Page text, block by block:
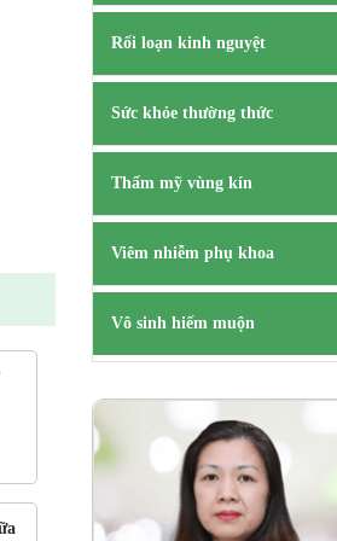
Rối loạn kinh nguyệt
Sức khỏe thường thức
Thẩm mỹ vùng kín
Viêm nhiễm phụ khoa
Vô sinh hiếm muộn